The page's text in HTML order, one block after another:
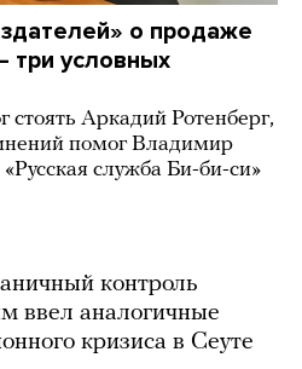
о продаже
три условных
стоять Аркадий Ротенберг,
помог Владимир
служба Би-би-си»
контроль
ввел аналогичные
кризиса в Сеуте